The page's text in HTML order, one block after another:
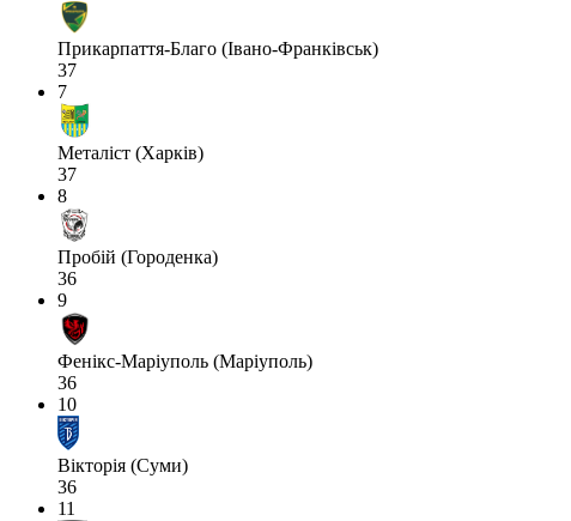
Прикарпаття-Благо (Івано-Франківськ)
37
7
Металіст (Харків)
37
8
Пробій (Городенка)
36
9
Фенікс-Маріуполь (Маріуполь)
36
10
Вікторія (Суми)
36
11